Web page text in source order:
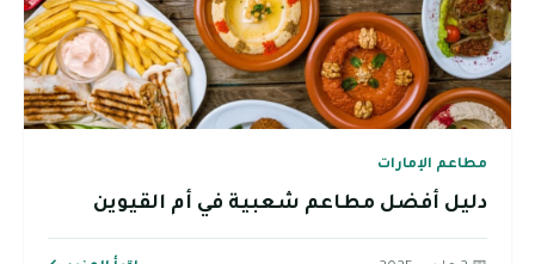
مطاعم الإمارات
دليل أفضل مطاعم شعبية في أم القيوين